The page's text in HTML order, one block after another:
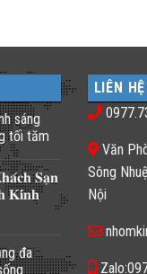
sáng
tối tăm
𝐒𝐚̣𝐧
𝐊𝐢́𝐧𝐡
đa
LIÊN HỆ
Văn
Sông
Nội